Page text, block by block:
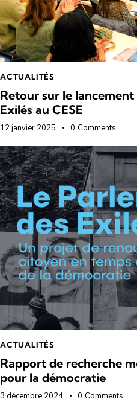
ACTUALITÉS
Retour sur le
Exilés au CESE
12 janvier 2025 0 Comments
ACTUALITÉS
Rapport de recherche
pour la démocratie
3 décembre 2024 0 Comments